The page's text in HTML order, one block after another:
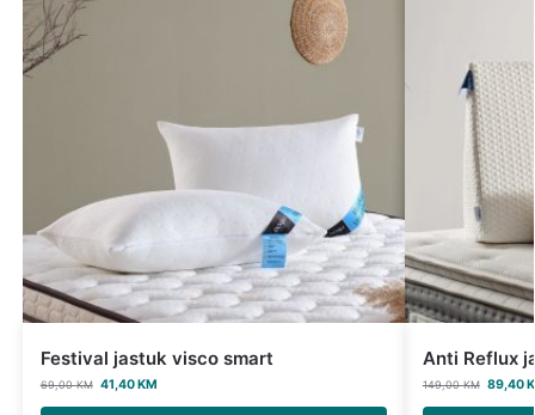
Festival jastuk visco smart
69,00KM 41,40KM
Anti Reflux
149,00KM 89,40